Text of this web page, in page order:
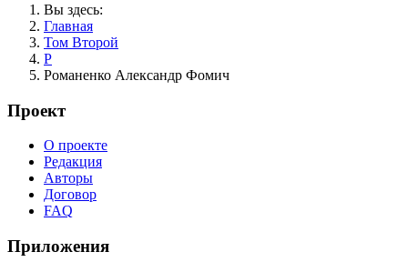
Вы здесь:
Главная
Том Второй
Р
Романенко Александр Фомич
Проект
О проекте
Редакция
Авторы
Договор
FAQ
Приложения